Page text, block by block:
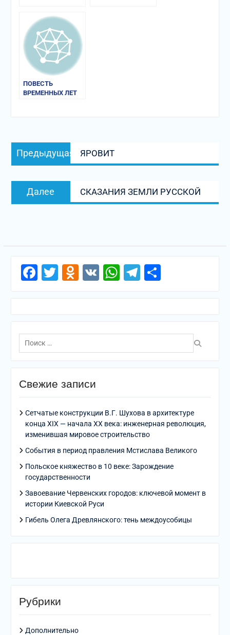
ПОВЕСТЬ
ВРЕМЕННЫХ ЛЕТ
Навигация
по
Предыдущая
запись:
ЯРОВИТ
Далее
запись:
СКАЗАНИЯ ЗЕМЛИ РУССКОЙ
Facebook
Twitter
Odnoklassniki
VKWhatsApp
Telegram
Поиск
по:
Свежие записи
Сетчатые конструкции В.Г. Шухова в архитектуре
конца XIX — начала XX века: инженерная революция,
изменившая мировое строительство
События в период правления Мстислава Великого
Польское княжество в 10 веке: Зарождение
государственности
Завоевание Червенских городов: ключевой момент в
истории Киевской Руси
Гибель Олега Древлянского: тень междоусобицы
Рубрики
Дополнительно